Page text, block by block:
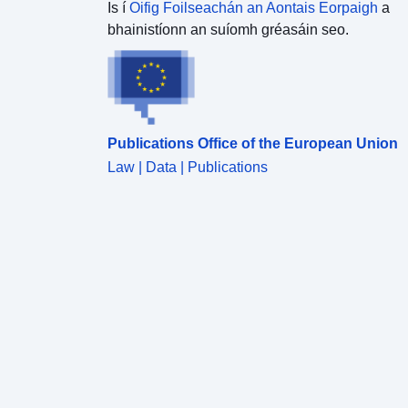
Is í Oifig Foilseachán an Aontais Eorpaigh a
bhainistíonn an suíomh gréasáin seo.
Publications Office of the European Union
Law | Data | Publications